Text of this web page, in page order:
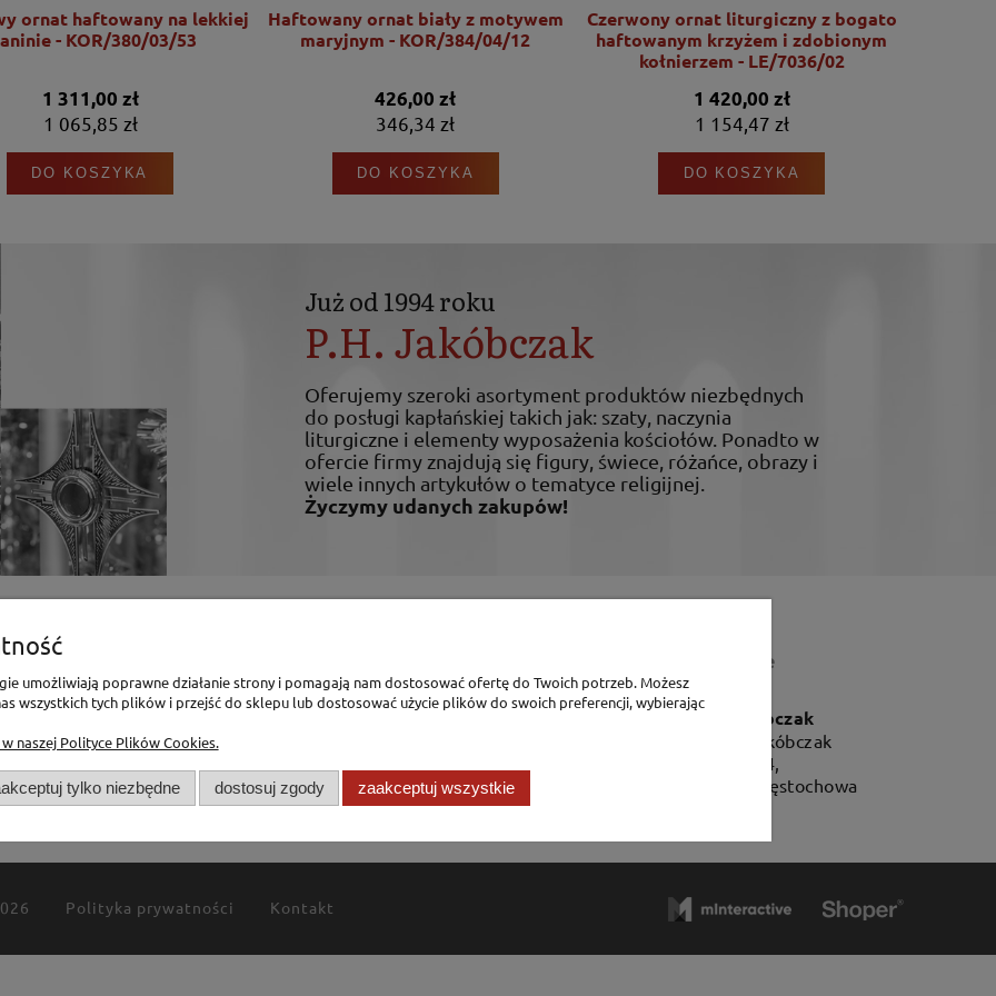
ornat haftowany na lekkiej
- KOR/380/03/53
1 311,00 zł
1 065,85 zł
DO KOSZYKA
Haftowany ornat biały z motywem
maryjnym - KOR/384/04/12
426,00 zł
346,34 zł
DO KOSZYKA
Czerwony ornat liturgiczny z bogato
haftowanym krzyżem i zdobionym
kołnierzem - LE/7036/02
1 420,00 zł
1 154,47 zł
DO KOSZYKA
Już od 1994 roku
P.H. Jakóbczak
Oferujemy szeroki asortyment produktów niezbędnych
do posługi kapłańskiej takich jak: szaty, naczynia
liturgiczne i elementy wyposażenia kościołów. Ponadto w
ofercie firmy znajdują się figury, świece, różańce, obrazy i
wiele innych artykułów o tematyce religijnej.
Życzymy udanych zakupów!
Regulamin
Dane teleadresowe
P.H. Jakóbczak
Dorota Jakóbczak
Bialska 2/4,
42-202 Częstochowa
Polityka prywatności Kontakt
umożliwiają poprawne działanie strony i pomagają nam dostosować ofertę do Twoich potrzeb. Możesz
wszystkich tych plików i przejść do sklepu lub dostosować użycie plików do swoich preferencji, wybierając
naszej Polityce Plików Cookies.
tylko niezbędne dostosuj zgody zaakceptuj wszystkie